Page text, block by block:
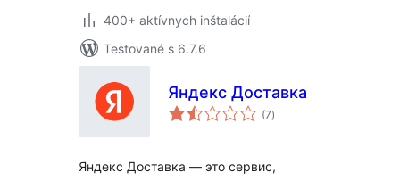
400+ aktívnych inštalácií
Testované s 6.7.6
Яндекс Доставка
(7celkové
hodnotenie
)
Яндекс Доставка — это сервис,